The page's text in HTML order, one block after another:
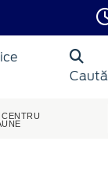
Caută
CENTRU